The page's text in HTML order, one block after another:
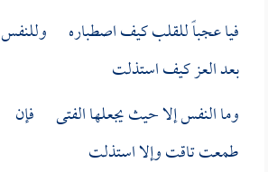
فيا عجباً للقلب كيف اصطباره وللنفس
بعد العز كيف استذلت
وما النفس إلا حيث يجعلها الفتى فإن
طمعت تاقت وإلا استذلت